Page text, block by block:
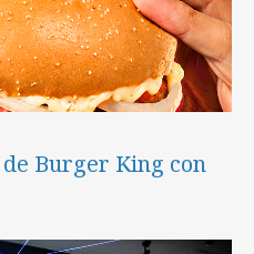
Burger King con